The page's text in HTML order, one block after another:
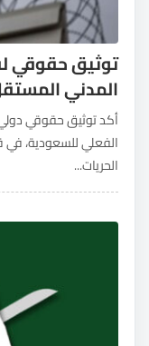
توثيق حقوقي
المدني
أكد توثيق حقوقي
الفعلي للسعودية،
الحريات...